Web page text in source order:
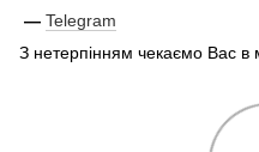
— Telegram
З нетерпінням чекаємо Вас в